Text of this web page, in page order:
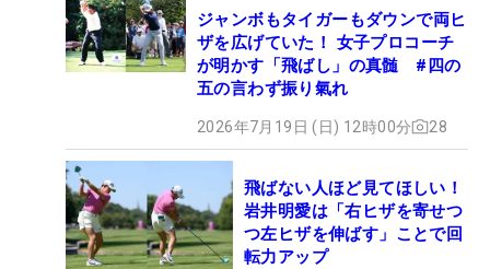
ジャンボもタイガーもダウンで両ヒ
ザを広げていた！ 女子プロコーチ
が明かす「飛ばし」の真髄 #四の
五の言わず振り氣れ
2026年7月19日 (日) 12時00分 28
飛ばない人ほど見てほしい！
岩井明愛は「右ヒザを寄せつ
つ左ヒザを伸ばす」ことで回
転力アップ